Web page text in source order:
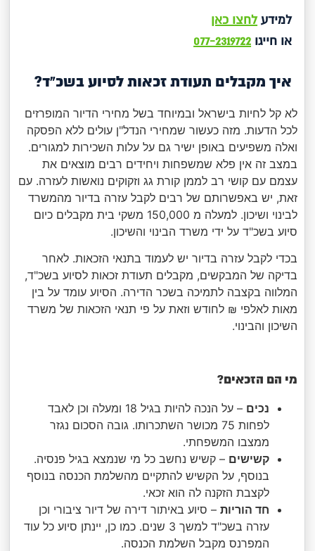
למידע לחצו כאן
או חייגו 077-2319722
איך מקבלים תעודת זכאות לסיוע בשכ"ד?
לא קל לחיות בישראל ובמיוחד בשל מחירי הדיור המופרזים
לכל הדעות. מזה כעשור שמחירי הנדל"ן עולים ללא הפסקה
ואלה משפיעים באופן ישיר גם על עלות השכירות למגורים.
במצב זה אין פלא שמשפחות ויחידים רבים מוצאים את
עצמם עם קושי רב לממן קורת גג וזקוקים נואשות לעזרה. עם
זאת, יש באפשרותם של רבים לקבל עזרה בדיור מהמשרד
לבינוי ושיכון. למעלה מ 150,000 משקי בית מקבלים כיום
סיוע בשכ"ד על ידי משרד הבינוי והשיכון.
בכדי לקבל עזרה בדיור יש לעמוד בתנאי הזכאות. לאחר
בדיקה של המבקשים, מקבלים תעודת זכאות לסיוע בשכ"ד,
המלווה בקצבה לתמיכה בשכר הדירה. הסיוע עומד על בין
מאות לאלפי ₪ לחודש וזאת על פי תנאי הזכאות של משרד
השיכון והבינוי.
מי הם הזכאים?
נכים
– על הנכה להיות בגיל 18 ומעלה וכן לאבד
לפחות 75 מכושר השתכרותו. גובה הסכום נגזר
ממצבו המשפחתי.
קשישים – קשיש נחשב כל מי שנמצא בגיל פנסיה.
בנוסף, על הקשיש להתקיים מהשלמת הכנסה בנוסף
לקצבת הזקנה לה הוא זכאי.
חד הוריות– סיוע באיתור דירה של דיור ציבורי וכן
עזרה בשכ"ד למשך 3 שנים. כמו כן, יינתן סיוע כל עוד
המפרנס מקבל השלמת הכנסה.